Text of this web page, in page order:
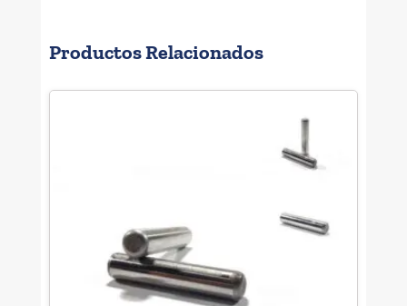
3/8"
Productos Relacionados